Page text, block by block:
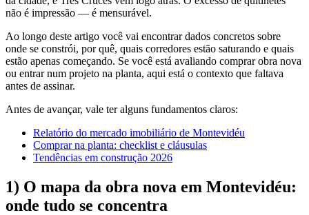
não é impressão — é mensurável.
Ao longo deste artigo você vai encontrar dados concretos sobre
onde se constrói, por quê, quais corredores estão saturando e quais
estão apenas começando. Se você está avaliando comprar obra nova
ou entrar num projeto na planta, aqui está o contexto que faltava
antes de assinar.
Antes de avançar, vale ter alguns fundamentos claros:
Relatório do mercado imobiliário de Montevidéu
Comprar na planta: checklist e cláusulas
Tendências em construção 2026
1) O mapa da obra nova em Montevidéu:
onde tudo se concentra